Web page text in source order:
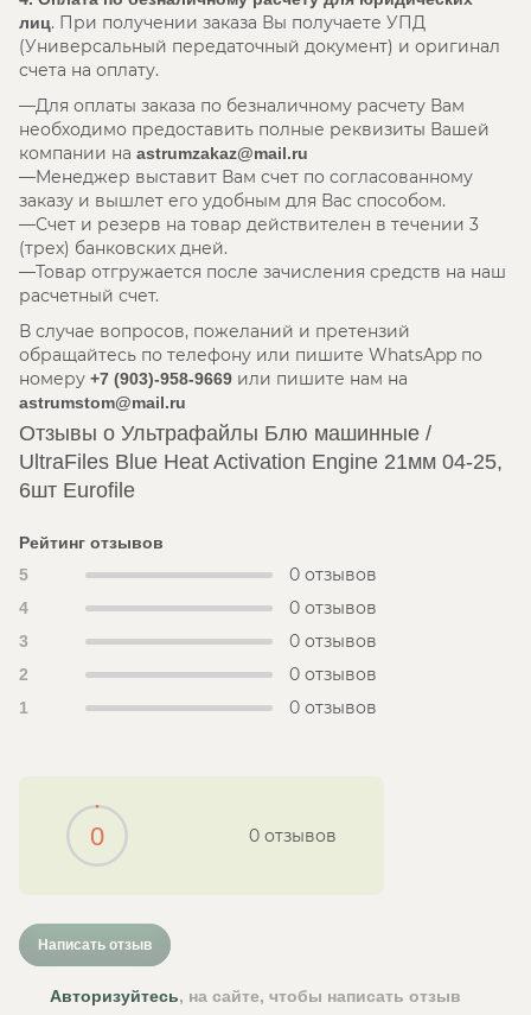
лиц. При получении заказа Вы получаете УПД
(Универсальный передаточный документ) и оригинал
счета на оплату.
Для оплаты заказа по безналичному расчету Вам
необходимо предоставить полные реквизиты Вашей
компании на astrumzakaz@mail.ru
Менеджер выставит Вам счет по согласованному
заказу и вышлет его удобным для Вас способом.
Счет и резерв на товар действителен в течении 3
(трех) банковских дней.
Товар отгружается после зачисления средств на наш
расчетный счет.
В случае вопросов, пожеланий и претензий
обращайтесь по телефону или пишите WhatsApp по
номеру +7 (903)-958-9669 или пишите нам на
astrumstom@mail.ru
Отзывы о Ультрафайлы Блю машинные /
UltraFiles Blue Heat Activation Engine 21мм 04-25,
6шт Eurofile
Рейтинг отзывов
5
0 отзывов
4 0 отзывов
3 0 отзывов
2 0 отзывов
1 0 отзывов
0 0 отзывов
Написать отзыв
Авторизуйтесь, на сайте, чтобы написать отзыв